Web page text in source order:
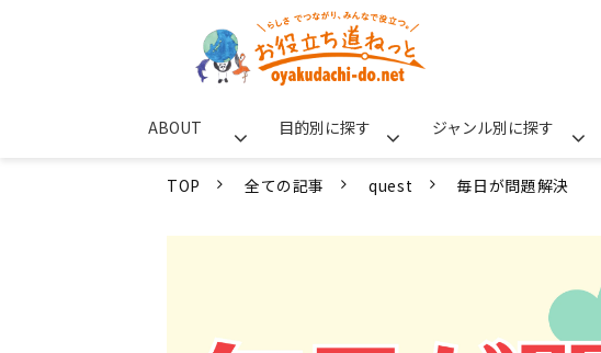
ABOUT 目的別に探す ジャンル別に探す
TOP 全ての記事 quest 毎日が問題解決